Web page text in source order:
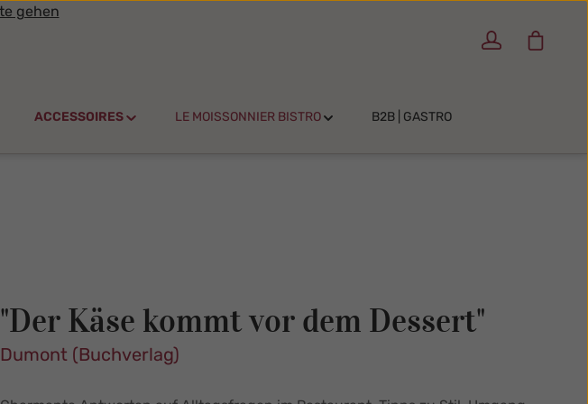
ACCESSOIRES LE MOISSONNIER BISTRO B2B | GASTRO
"Der Käse kommt vor dem Dessert"
Dumont (Buchverlag)